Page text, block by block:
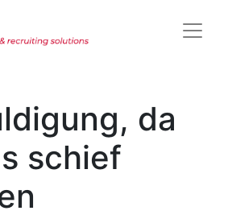
da
schief